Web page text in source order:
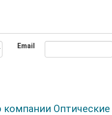
Email